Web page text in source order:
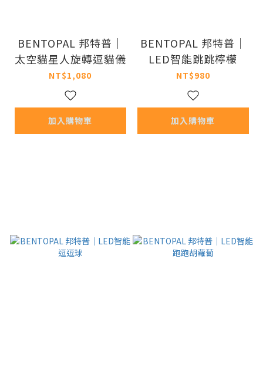
BENTOPAL 邦特普｜
太空貓星人旋轉逗貓儀
NT$1,080
加入購物車
BENTOPAL 邦特普｜
LED智能跳跳檸檬
NT$980
加入購物車